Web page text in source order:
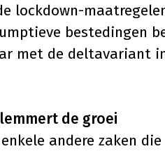
lockdown-
bestedingen
met de deltavariant
de groei
andere zaken